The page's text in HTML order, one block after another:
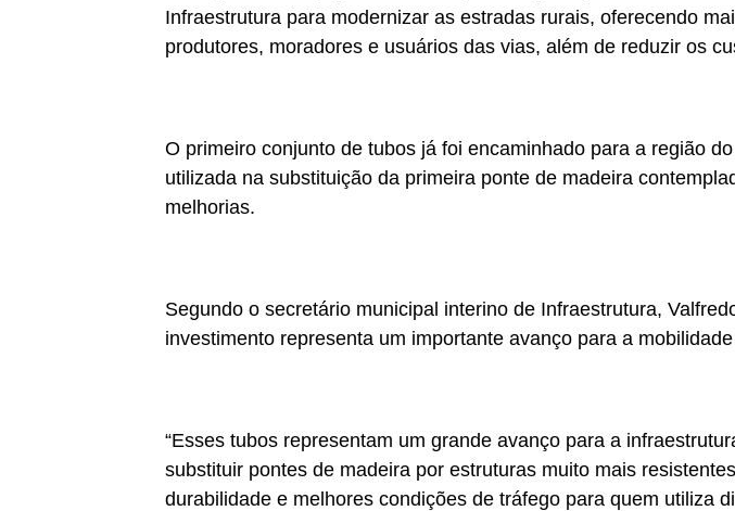
Infraestrutura para modernizar as estradas rurais, oferecendo
produtores, moradores e usuários das vias, além de reduzir os
O primeiro conjunto de tubos já foi encaminhado para a região
utilizada na substituição da primeira ponte de madeira
melhorias.
Segundo o secretário municipal interino de Infraestrutura,
investimento representa um importante avanço para a
“Esses tubos representam um grande avanço para a
substituir pontes de madeira por estruturas muito mais
durabilidade e melhores condições de tráfego para quem utiliza